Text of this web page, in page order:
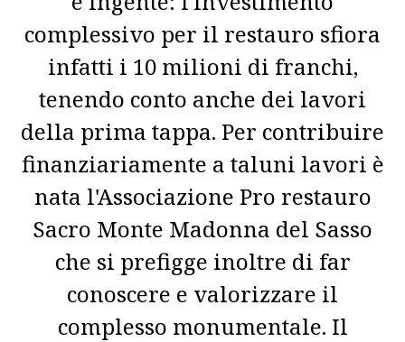
complessivo per il restauro sfiora
infatti i 10 milioni di franchi,
tenendo conto anche dei lavori
della prima tappa. Per contribuire
finanziariamente a taluni lavori è
nata l'Associazione Pro restauro
Sacro Monte Madonna del Sasso
che si prefigge inoltre di far
conoscere e valorizzare il
complesso monumentale. Il